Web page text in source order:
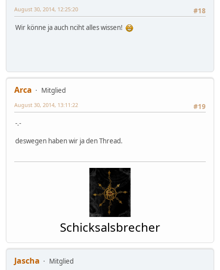
#18
August 30, 2014, 12:25:20
Wir könne ja auch nciht alles wissen!
Arca
Mitglied
#19
August 30, 2014, 13:11:22
-.-
deswegen haben wir ja den Thread.
Schicksalsbrecher
Jascha
Mitglied